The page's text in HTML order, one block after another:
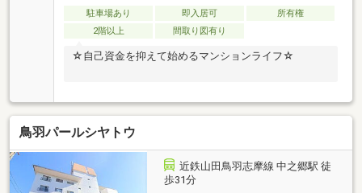
駐車場あり 即入居可
所有権
2階以上
間取り図有り
☆自己資金を抑えて始めるマンションライフ☆
鳥羽パールシヤトウ
近鉄山田鳥羽志摩線 中之郷駅 徒
歩31分